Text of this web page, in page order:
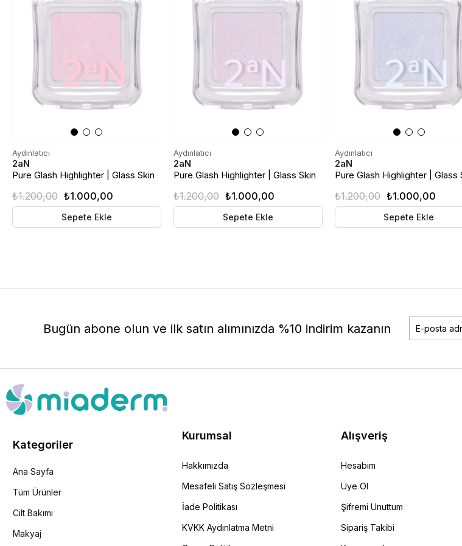
Aydınlatıcı
2aN
Pure Glash Highlighter | Glass Skin
₺1.000,00
₺1.200,00
Sepete Ekle
Aydınlatıcı
2aN
Pure Glash Highlighter | Glass Skin
₺1.000,00
₺1.200,00
Sepete Ekle
Aydınlatıcı
2aN
Pure Glash Highlighter | Glass
₺1.000,00
₺1.200,00
Sepete Ekle
Bugün abone olun ve ilk satın alımınızda %10 indirim kazanın
Kategoriler
Ana Sayfa
Tüm Ürünler
Cilt Bakımı
Makyaj
Kurumsal
Hakkımızda
Mesafeli Satış Sözleşmesi
İade Politikası
KVKK Aydınlatma Metni
Alışveriş
Hesabım
Üye Ol
Şifremi Unuttum
Sipariş Takibi